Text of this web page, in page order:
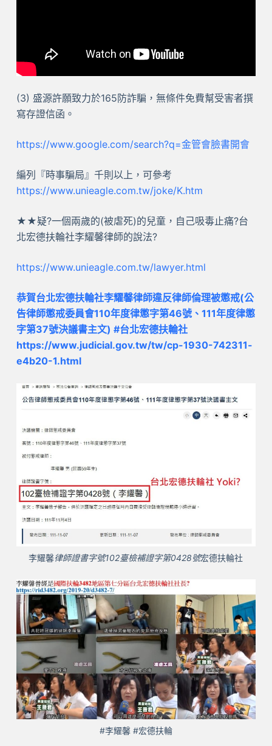
(3) 盛源許願致力於165防詐騙，無條件免費幫受害者撰
寫存證信函。
https://www.google.com/search?q=金管會臉書開會
編列『時事騙局』千則以上，可參考
https://www.unieagle.com.tw/joke/K.htm
★★疑?一個兩歲的(被虐死)的兒童，自己吸毒止痛?台
北宏德扶輪社李耀馨律師的說法?
https://www.unieagle.com.tw/lawyer.html
恭賀台北宏德扶輪社李耀馨律師違反律師倫理被懲戒(公
告律師懲戒委員會110年度律懲字第46號、111年度律懲
字第37號決議書主文) #台北宏德扶輪社
https://www.judicial.gov.tw/tw/cp-1930-742311-
e4b20-1.html
李耀馨律師證書字號102臺檢補證字第0428號宏德扶輪社
#李耀馨 #宏德扶輪